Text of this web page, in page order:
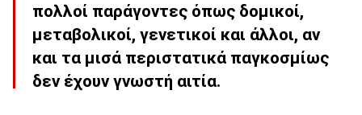
πολλοί παράγοντες όπως δομικοί,
μεταβολικοί, γενετικοί και άλλοι, αν
και τα μισά περιστατικά παγκοσμίως
δεν έχουν γνωστή αιτία.